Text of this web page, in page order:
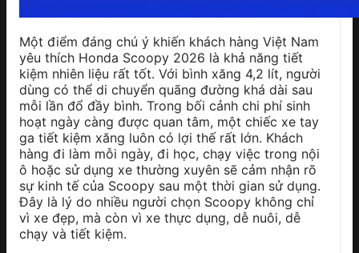
Một điểm đáng chú ý khiến khách hàng Việt Nam
yêu thích Honda Scoopy 2026 là khả năng tiết
kiệm nhiên liệu rất tốt. Với bình xăng 4,2 lít, người
dùng có thể di chuyển quãng đường khá dài sau
mỗi lần đổ đầy bình. Trong bối cảnh chi phí sinh
hoạt ngày càng được quan tâm, một chiếc xe tay
ga tiết kiệm xăng luôn có lợi thế rất lớn. Khách
hàng đi làm mỗi ngày, đi học, chạy việc trong nội
ô hoặc sử dụng xe thường xuyên sẽ cảm nhận rõ
sự kinh tế của Scoopy sau một thời gian sử dụng.
Đây là lý do nhiều người chọn Scoopy không chỉ
vì xe đẹp, mà còn vì xe thực dụng, dễ nuôi, dễ
chạy và tiết kiệm.